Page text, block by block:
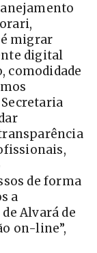
migrar
digital
comodidade
de forma
a
Alvará de
on-line”,